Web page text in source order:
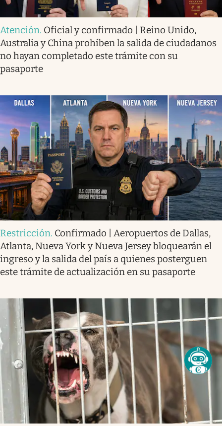
Atención. Oficial y confirmado | Reino Unido,
Australia y China prohíben la salida de ciudadanos
no hayan completado este trámite con su
pasaporte
Restricción. Confirmado | Aeropuertos de Dallas,
Atlanta, Nueva York y Nueva Jersey bloquearán el
ingreso y la salida del país a quienes posterguen
este trámite de actualización en su pasaporte